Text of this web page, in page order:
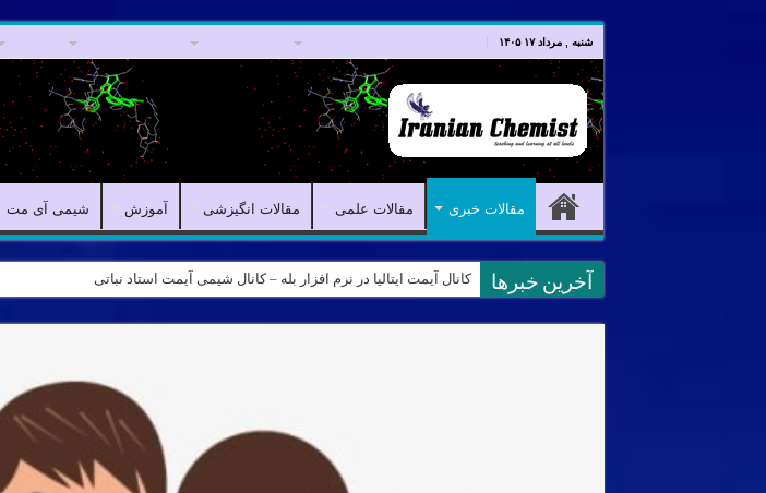
شنبه , مرداد ۱۷ ۱۴۰۵
مقالات خبری مقالات علمی مقالات انگیزشی آموزش شیمی آی مت
آخرین خبرها کانال آیمت ایتالیا در نرم افزار بله – کانال شیمی آیمت استاد نباتی
نمونه سوالات آیمت ایتالیا – استدلال و منطق – تفکر نقادانه – Logical reasoning – پارت ۷